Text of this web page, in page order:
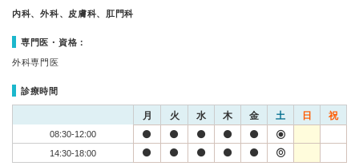
内科、外科、皮膚科、肛門科
専門医・資格：
外科専門医
診療時間
月 火 水 木 金 土 日 祝
08:30-12:00
14:30-18:00